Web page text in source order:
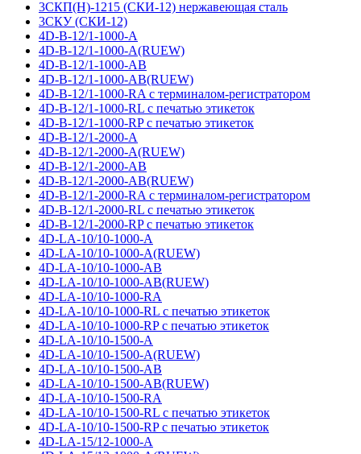
3СКП(Н)-1215 (СКИ-12) нержавеющая сталь
3СКУ (СКИ-12)
4D-B-12/1-1000-A
4D-B-12/1-1000-A(RUEW)
4D-B-12/1-1000-AB
4D-B-12/1-1000-AB(RUEW)
4D-B-12/1-1000-RA с терминалом-регистратором
4D-B-12/1-1000-RL с печатью этикеток
4D-B-12/1-1000-RP с печатью этикеток
4D-B-12/1-2000-A
4D-B-12/1-2000-A(RUEW)
4D-B-12/1-2000-AB
4D-B-12/1-2000-AB(RUEW)
4D-B-12/1-2000-RA с терминалом-регистратором
4D-B-12/1-2000-RL с печатью этикеток
4D-B-12/1-2000-RP с печатью этикеток
4D-LA-10/10-1000-A
4D-LA-10/10-1000-A(RUEW)
4D-LA-10/10-1000-AB
4D-LA-10/10-1000-AB(RUEW)
4D-LA-10/10-1000-RA
4D-LA-10/10-1000-RL с печатью этикеток
4D-LA-10/10-1000-RP с печатью этикеток
4D-LA-10/10-1500-A
4D-LA-10/10-1500-A(RUEW)
4D-LA-10/10-1500-AB
4D-LA-10/10-1500-AB(RUEW)
4D-LA-10/10-1500-RA
4D-LA-10/10-1500-RL с печатью этикеток
4D-LA-10/10-1500-RP с печатью этикеток
4D-LA-15/12-1000-A